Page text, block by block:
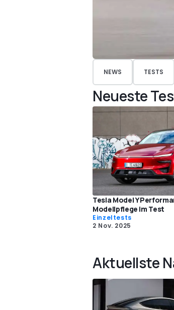
NEWS TESTS
Neueste
Tesla Model Y
Modellpflege im Test
Einzeltests
2 Nov. 2025
Aktuellste